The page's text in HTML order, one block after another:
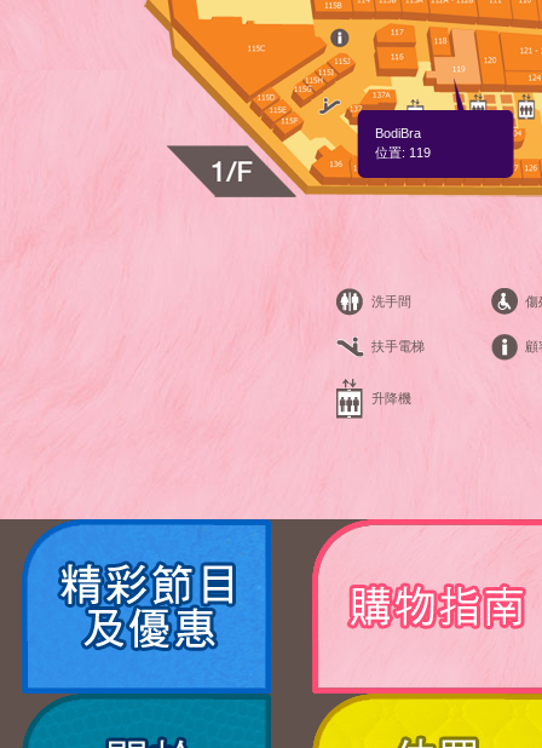
BodiBra
位置: 119
洗手間 傷
扶手電梯 顧
升降機